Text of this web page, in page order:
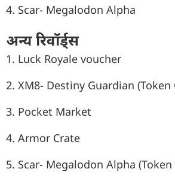
4. Scar- Megalodon Alpha
अन्य रिवॉर्ड्स
1. Luck Royale voucher
2. XM8- Destiny Guardian (Token
3. Pocket Market
4. Armor Crate
5. Scar- Megalodon Alpha (Token